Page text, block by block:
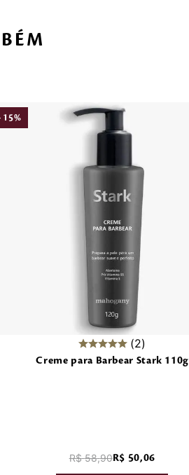
15%
2
Creme para Barbear Stark 110g
R$ 58,90R$ 50,06